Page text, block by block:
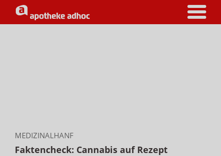
MEDIZINALHANF
Faktencheck: Cannabis auf Rezept